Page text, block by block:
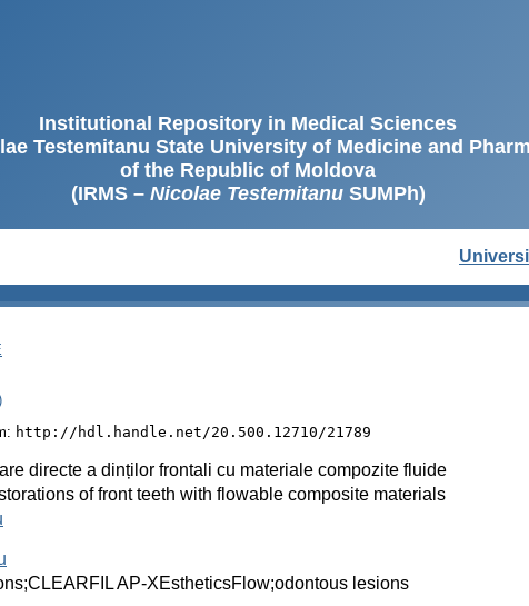
Institutional Repository in Medical Sciences
Testemitanu State University of Medicine and
of the Republic of Moldova
(IRMS – Nicolae TestemitanuSUMPh)
http://hdl.handle.net/20.500.12710/21789
directe a dinților frontali cu materiale compozite fluide
of front teeth with flowable composite materials
AP-XEstheticsFlow;odontous lesions